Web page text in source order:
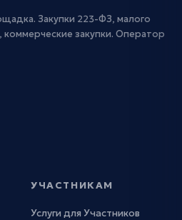
Закупки 223-ФЗ, малого
закупки. Оператор
УЧАСТНИКАМ
Услуги для Участников